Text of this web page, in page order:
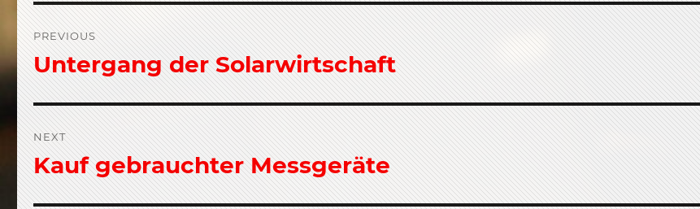
Post
navigation
PREVIOUS
Previous
post:
Untergang der Solarwirtschaft
NEXT
Next
post:
Kauf gebrauchter Messgeräte